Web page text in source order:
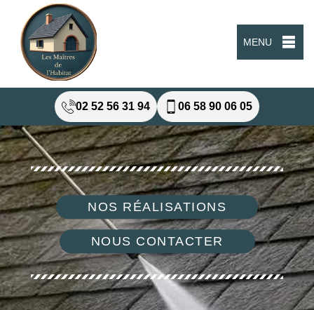
MENU
02 52 56 31 94 06 58 90 06 05
NOS RÉALISATIONS
NOUS CONTACTER